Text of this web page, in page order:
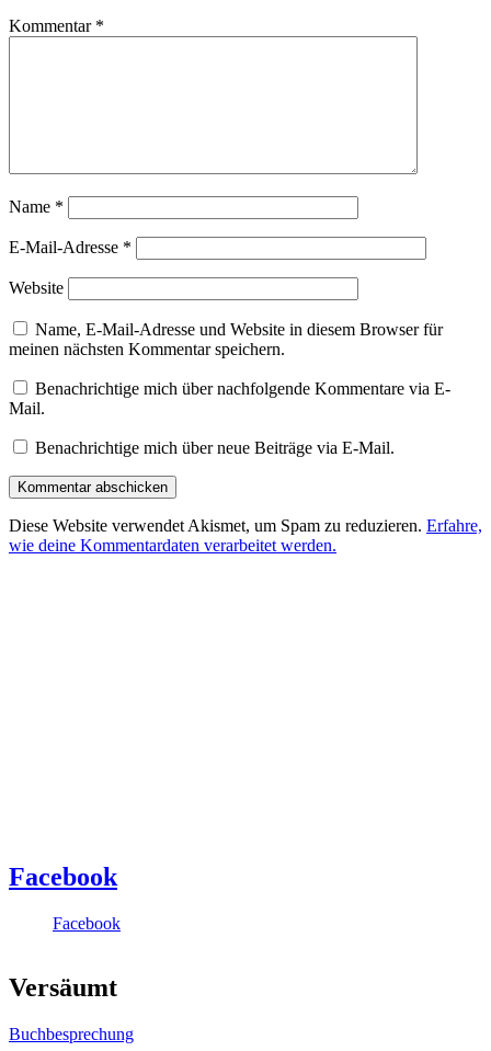
Kommentar *
Name *
E-Mail-Adresse *
Website
Name, E-Mail-Adresse und Website in diesem Browser für
meinen nächsten Kommentar speichern.
Benachrichtige mich über nachfolgende Kommentare via E-
Mail.
Benachrichtige mich über neue Beiträge via E-Mail.
Diese Website verwendet Akismet, um Spam zu reduzieren. Erfahre,
wie deine Kommentardaten verarbeitet werden.
Facebook
Facebook
Versäumt
Buchbesprechung